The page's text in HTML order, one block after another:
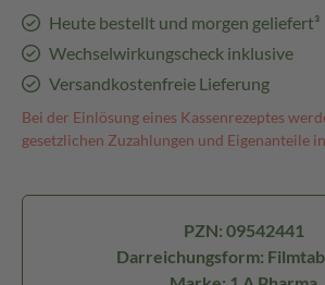
Heute bestellt und morgen geliefert³
Wechselwirkungscheck inklusive
Versandkostenfreie Lieferung
Bei der Einlösung eines Kassenrezeptes
gesetzlichen Zuzahlungen und Eigenanteile
PZN: 09542441
Darreichungsform: